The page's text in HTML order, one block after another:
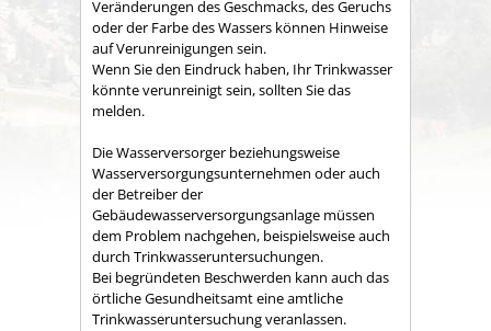
Veränderungen des Geschmacks, des Geruchs
oder der Farbe des Wassers können Hinweise
auf Verunreinigungen sein.
Wenn Sie den Eindruck haben, Ihr Trinkwasser
könnte verunreinigt sein, sollten Sie das
melden.
Die Wasserversorger beziehungsweise
Wasserversorgungsunternehmen oder auch
der Betreiber der
Gebäudewasserversorgungsanlage müssen
dem Problem nachgehen, beispielsweise auch
durch Trinkwasseruntersuchungen.
Bei begründeten Beschwerden kann auch das
örtliche Gesundheitsamt eine amtliche
Trinkwasseruntersuchung veranlassen.